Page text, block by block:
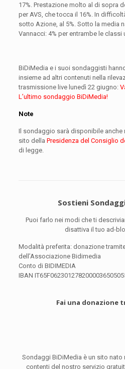
17%. Prestazione molto al di sopra
per AVS, che tocca il 16%. In
sotto Azione, al 5%. Sotto la media
Vannacci: 4% per entrambe le classi
BiDiMedia e i suoi sondaggisti
insieme ad altri contenuti nella
trasmissione live lunedì 22 giugno:
L’ultimo sondaggio BiDiMedia!
Note
Il sondaggio sarà disponibile anche
sito della Presidenza del Consiglio
di legge.
Sostieni
Puoi farlo nei modi che ti
disattiva il tuo ad-
Modalità preferita: donazione
dell’Associazione Bidimedia
Conto di BIDIMEDIA
IBAN
Fai una donazione
Sondaggi BiDiMedia è un sito nato
contenti del nostro servizio